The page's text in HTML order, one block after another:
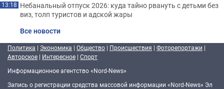
13:18 Небанальный отпуск 2026: куда тайно рвануть с детьми без
виз, толп туристов и адской жары
Все новости
Политика | Экономика | Общество | Происшествия | Фоторепортажи |
Авторское | Интересное | Спорт
Информационное агентство «Nord-News»
Запись о регистрации средства массовой информации «Nord-News» Эл